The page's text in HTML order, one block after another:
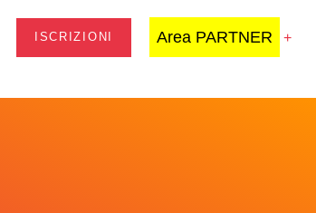
ISCRIZIONI Area PARTNER